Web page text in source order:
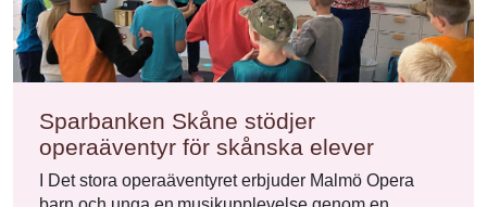
Sparbanken Skåne stödjer
operaäventyr för skånska elever
I Det stora operaäventyret erbjuder Malmö Opera